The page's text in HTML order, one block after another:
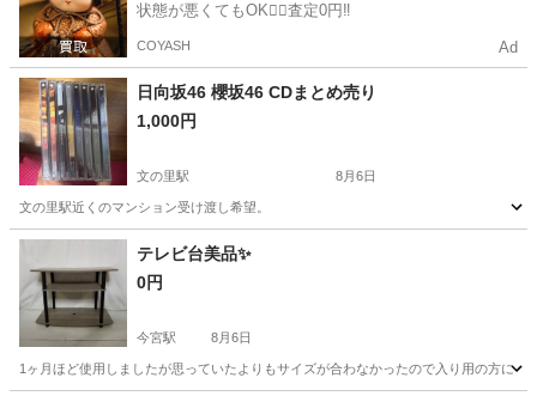
状態が悪くてもOK🙆‍♀️査定0円‼️
COYASH Ad
日向坂46 櫻坂46 CDまとめ売り
1,000円
文の里駅 8月6日
文の里駅近くのマンション受け渡し希望。
大阪 大阪市 文の里駅 家具
テレビ台美品✨
0円
今宮駅 8月6日
1ヶ月ほど使用しましたが思っていたよりもサイズが合わなかったので入り用の方に！